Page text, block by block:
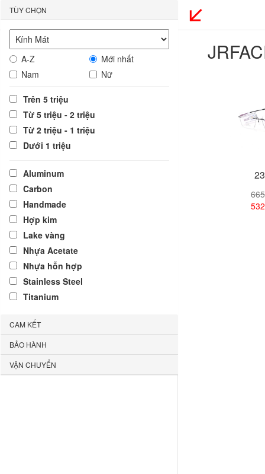
TÙY CHỌN
A-Z
Mới nhất
Nam
Nữ
Trên 5 triệu
Từ 5 triệu - 2 triệu
Từ 2 triệu - 1 triệu
Dưới 1 triệu
Aluminum
Carbon
Handmade
Hợp kim
Lake vàng
Nhựa Acetate
Nhựa hỗn hợp
Stainless Steel
Titanium
CAM KẾT
BẢO HÀNH
VẬN CHUYỂN